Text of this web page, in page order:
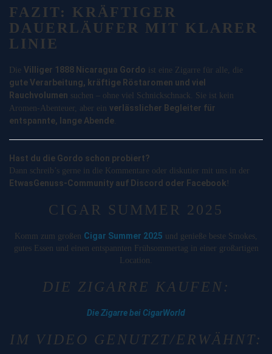
FAZIT: KRÄFTIGER
DAUERLÄUFER MIT KLARER
LINIE
Die Villiger 1888 Nicaragua Gordo ist eine Zigarre für alle, die
gute Verarbeitung, kräftige Röstaromen und viel
Rauchvolumen suchen – ohne viel Schnickschnack. Sie ist kein
Aromen-Abenteuer, aber ein verlässlicher Begleiter für
entspannte, lange Abende
Hast du die Gordo schon probiert?
Dann schreib’s gerne in die Kommentare oder diskutier mit uns in der
EtwasGenuss-Community auf Discord oder Facebook !
CIGAR SUMMER 2025
Komm zum großen Cigar Summer 2025 und genieße beste Smokes,
gutes Essen und einen entspannten Frühsommertag in einer großartigen
Location.
DIE ZIGARRE KAUFEN:
Die Zigarre bei CigarWorld
IM VIDEO GENUTZT/ERWÄHNT: